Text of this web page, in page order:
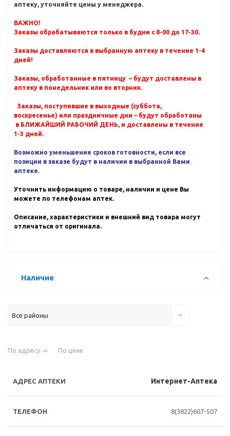
аптеку, уточняйте цены у менеджера.
ВАЖНО!
Заказы обрабатываются только в будни с 8-00 до 17-30.
Заказы доставляются в выбранную аптеку в течение 1-4
дней!
Заказы, обработанные в пятницу – будут доставлены в
аптеку в понедельник или во вторник.
Заказы, поступившие в выходные (суббота,
воскресенье) или праздничные дни – будут обработаны
в БЛИЖАЙШИЙ РАБОЧИЙ ДЕНЬ, и доставлены в течение
1-3 дней.
Возможно уменьшение сроков готовности, если все
позиции в заказе будут в наличии в выбранной Вами
аптеке.
Уточнить информацию о товаре, наличии и цене Вы
можете по телефонам аптек.
Описание, характеристики и внешний вид товара могут
отличаться от оригинала.
Наличие
Все районы
По адресу По цене
Интернет-Аптека
8(3822)607-507